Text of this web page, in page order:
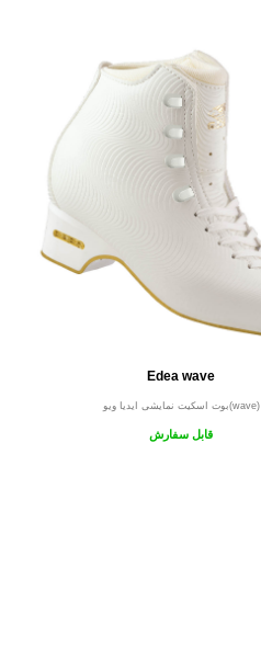
Edea wave
بوت اسکیت نمایشی ایدیا ویو(wave)